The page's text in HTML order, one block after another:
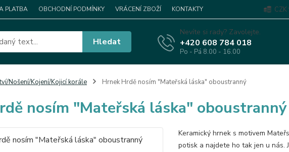
PLATBA OBCHODNÍ PODMÍNKY VRÁCENÍ ZBOŽÍ KONTAKTY CZK
Hledat
Nevíte si rady? Zavolejte.
+420 608 784 018
Po - Pá 8.00 - 16.00
Nošení/Kojení/Kojicí korále Hrnek Hrdě nosím "Mateřská láska" oboustranný
nosím "Mateřská láska" oboustranný
Keramický hrnek s motivem
potisk a najdete ho tak jen u nás.